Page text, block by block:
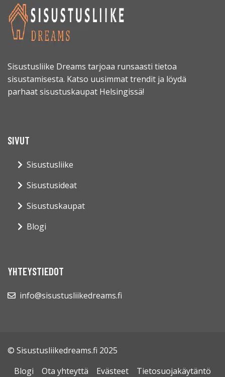
Sisustusliike Dreams tarjoaa runsaasti tietoa
sisustamisesta. Katso uusimmat trendit ja löydä
parhaat sisustuskaupat Helsingissä!
SIVUT
Sisustusliike
Sisustusideat
Sisustuskaupat
Blogi
YHTEYSTIEDOT
info@sisustusliikedreams.fi
© Sisustusliikedreams.fi 2025
Blogi
Ota yhteyttä Evästeet Tietosuojakäytäntö